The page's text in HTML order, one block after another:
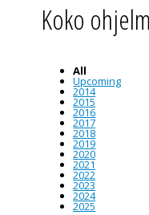
Koko
All
Upcoming
2014
2015
2016
2017
2018
2019
2020
2021
2022
2023
2024
2025